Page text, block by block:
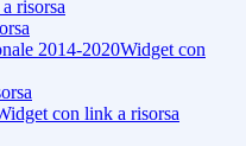
risorsa
Widget con
con link a risorsa